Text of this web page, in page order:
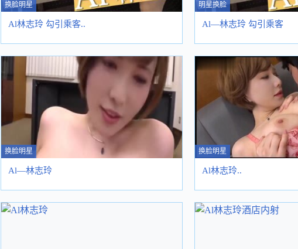
换脸明星
Al林志玲 勾引乘客..
明星换脸
Al—林志玲 勾引乘客
换脸明星
Al—林志玲
换脸明星
Al林志玲..